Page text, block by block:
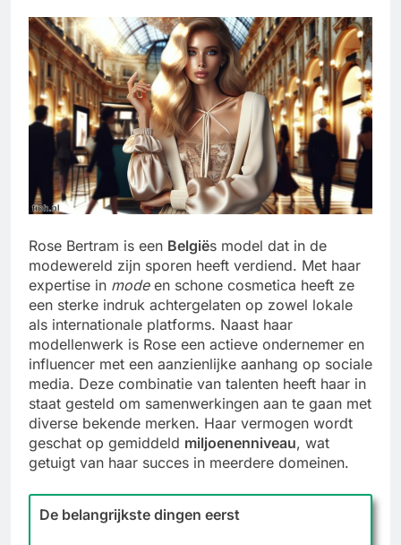
Rose Bertram is een Belgiës model dat in de
modewereld zijn sporen heeft verdiend. Met haar
expertise in modeen schone cosmetica heeft ze
een sterke indruk achtergelaten op zowel lokale
als internationale platforms. Naast haar
modellenwerk is Rose een actieve ondernemer en
influencer met een aanzienlijke aanhang op sociale
media. Deze combinatie van talenten heeft haar in
staat gesteld om samenwerkingen aan te gaan met
diverse bekende merken. Haar vermogen wordt
geschat op gemiddeld miljoenenniveau, wat
getuigt van haar succes in meerdere domeinen.
De belangrijkste dingen eerst